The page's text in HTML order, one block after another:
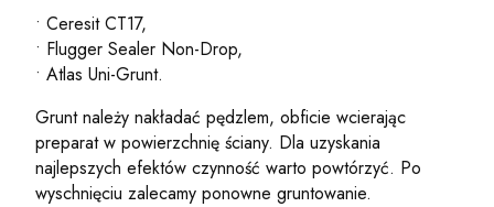
• Ceresit CT17,
• Flugger Sealer Non-Drop,
• Atlas Uni-Grunt.
Grunt należy nakładać pędzlem, obficie wcierając
preparat w powierzchnię ściany. Dla uzyskania
najlepszych efektów czynność warto powtórzyć. Po
wyschnięciu zalecamy ponowne gruntowanie.